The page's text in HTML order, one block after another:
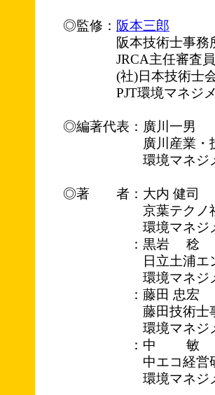
◎監修： 阪本三郎
阪本技術士事務
JRCA主任審査員
(社)日本技術士
PJT環境マネジメ
◎編著代表： 廣川一男
廣川産業・技術
環境マネジメン
◎著 者：大内 健司
京葉テクノ
環境マネジメン
：黒岩 稔
日立土浦エンジ
環境マネジメン
：藤田 忠宏
藤田技術士事
環境マネジメン
：中 敏
中エコ経営研
環境マネジメン